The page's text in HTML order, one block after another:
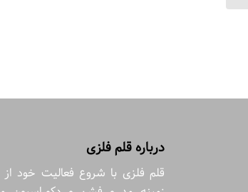
درباره قلم فلزی